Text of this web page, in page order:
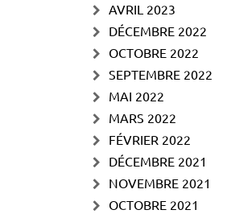
AVRIL 2023
DÉCEMBRE 2022
OCTOBRE 2022
SEPTEMBRE 2022
MAI 2022
MARS 2022
FÉVRIER 2022
DÉCEMBRE 2021
NOVEMBRE 2021
OCTOBRE 2021